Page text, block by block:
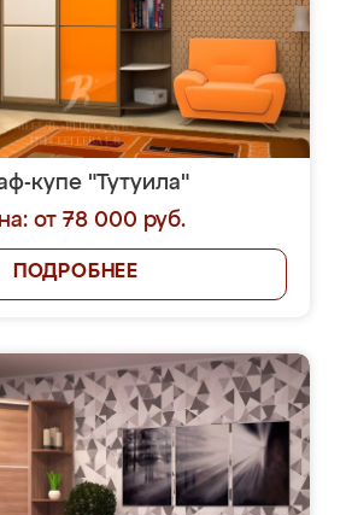
купе "Тутуила"
от 78 000 руб.
ПОДРОБНЕЕ